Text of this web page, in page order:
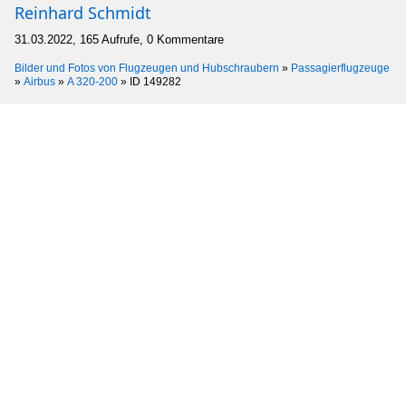
Reinhard Schmidt
31.03.2022, 165 Aufrufe, 0 Kommentare
Bilder und Fotos von Flugzeugen und Hubschraubern » Passagierflugzeuge
» Airbus » A 320-200 » ID 149282